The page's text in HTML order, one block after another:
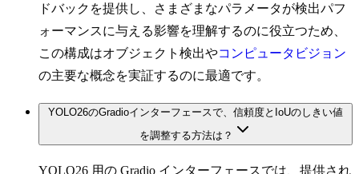
ドバックを提供し、さまざまなパラメータが検出パフ
ォーマンスに与える影響を理解するのに役立つため、
この構成はオブジェクト検出やコンピュータビジョン
の主要な概念を実証するのに最適です。
YOLO26のGradioインターフェースで、信頼度とIoUのしきい値
を調整する方法は？
YOLO26 用の Gradio インターフェースでは、提供され